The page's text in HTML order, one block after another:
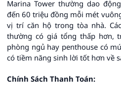
Marina Tower thường dao
đến 60 triệu đồng mỗi mét
vị trí căn hộ trong tòa nhà.
thường có giá tổng thấp hơn,
phòng ngủ hay penthouse có
có tiềm năng sinh lời tốt hơn về
Chính Sách Thanh Toán: